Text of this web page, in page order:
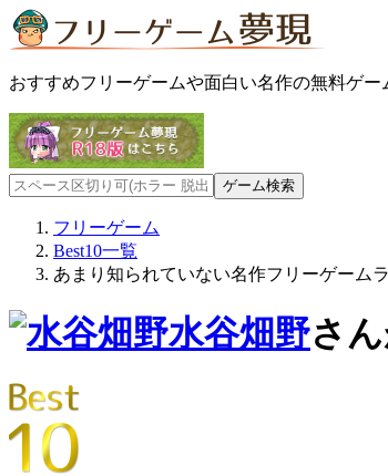
おすすめフリーゲームや面白い名作の無料ゲ
フリーゲーム
Best10一覧
あまり知られていない名作フリーゲーム
水谷畑野さ